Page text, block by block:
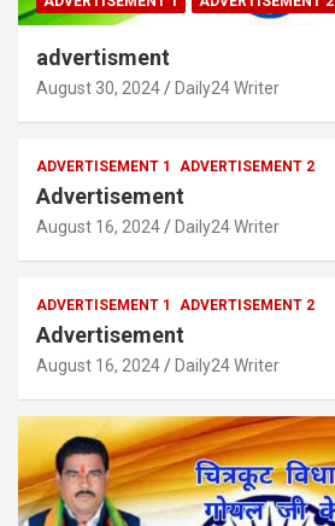
advertisment
August 30, 2024 Daily24 Writer
ADVERTISEMENT 1 ADVERTISEMENT 2
Advertisement
August 16, 2024 Daily24 Writer
ADVERTISEMENT 1 ADVERTISEMENT 2
Advertisement
August 16, 2024 Daily24 Writer